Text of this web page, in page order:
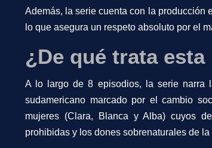
Además, la serie cuenta con la producción
lo que asegura un respeto absoluto por el
¿De qué trata
A lo largo de 8 episodios, la serie narra
sudamericano marcado por el cambio
mujeres (Clara, Blanca y Alba) cuyos
prohibidas y los dones sobrenaturales de la